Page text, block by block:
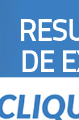
DE